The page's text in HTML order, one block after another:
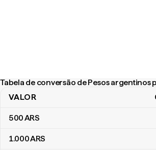
Tabela de conversão de Pesos argentinos
Tabela de conversão de Pesos argentinos
VALOR
500ARS
1.000ARS